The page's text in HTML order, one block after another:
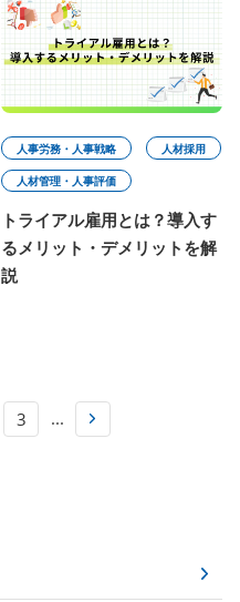
人事労務・人事戦略 人材採用
人材管理・人事評価
トライアル雇用とは？導入す
るメリット・デメリットを解
説
3 ...